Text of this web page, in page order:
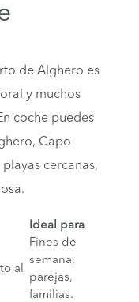
de Alghero es
y muchos
coche puedes
Capo
cercanas,
Ideal para
al
Fines de
semana,
parejas,
familias.